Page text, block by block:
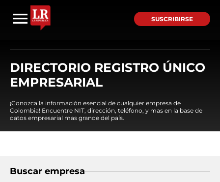
SUSCRIBIRSE
DIRECTORIO REGISTRO ÚNICO
EMPRESARIAL
¡Conozca la información esencial de cualquier empresa de
Colombia! Encuentre NIT, dirección, teléfono, y mas en la base de
datos empresarial mas grande del país.
Buscar empresa